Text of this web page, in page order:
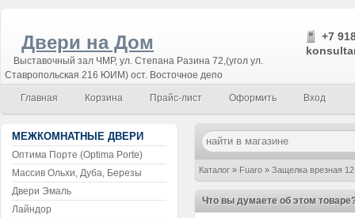
Двери на Дом
Выставочный зал ЧМР, ул. Степана Разина 72,(угол ул.
Ставропольская 216 ЮИМ) ост. Восточное депо
+7
Главная Корзина Прайс-лист Оформить Вход
Каталог » Fuaro » Защелка врезная
Что вы думаете об этом
МЕЖКОМНАТНЫЕ ДВЕРИ
Оптима Порте (Optima Porte)
Массив Ольхи, Дуба, Березы
Двери Эмаль
Лайндор